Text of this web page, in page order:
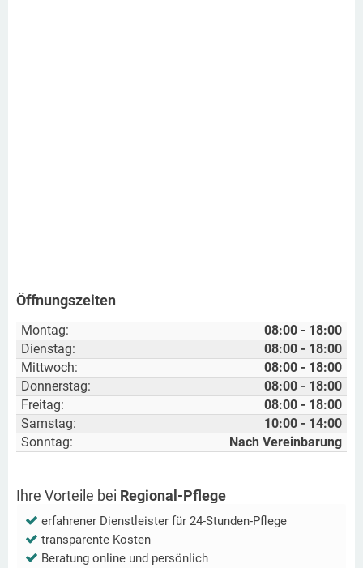
Öffnungszeiten
Montag:
08:00 - 18:00
Dienstag:
08:00 - 18:00
Mittwoch:
08:00 - 18:00
Donnerstag:
08:00 - 18:00
Freitag:
08:00 - 18:00
Samstag:
10:00 - 14:00
Sonntag:
Nach Vereinbarung
Ihre Vorteile bei Regional-Pflege
erfahrener Dienstleister für 24-Stunden-Pflege
transparente Kosten
Beratung online und persönlich